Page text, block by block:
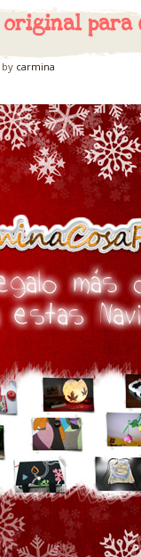
para
by carmina